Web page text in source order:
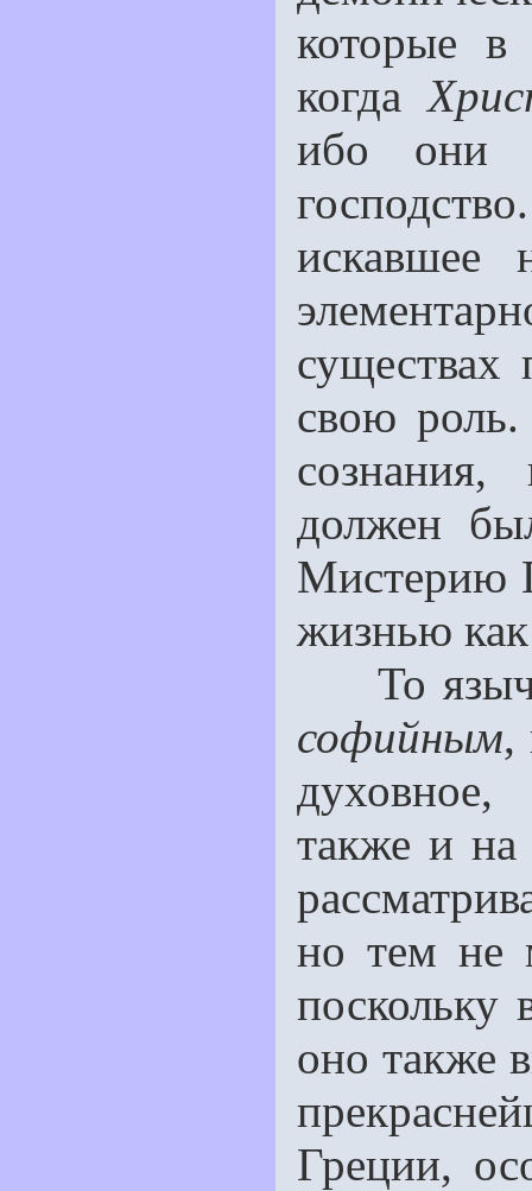
которые в
когда
ибо они
искавшее
существах
свою роль.
должен
Мистерию
жизнью
То
софийным,
также и на
но тем не
поскольку
оно также
Греции,